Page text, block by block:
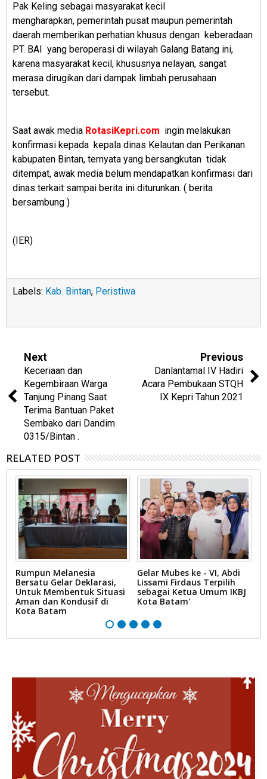
Pak Keling sebagai masyarakat kecil
mengharapkan, pemerintah pusat maupun pemerintah
daerah memberikan perhatian khusus dengan keberadaan
PT. BAI yang beroperasi di wilayah Galang Batang ini,
karena masyarakat kecil, khususnya nelayan, sangat
merasa dirugikan dari dampak limbah perusahaan
tersebut.
Saat awak media RotasiKepri.com ingin melakukan
konfirmasi kepada kepala dinas Kelautan dan Perikanan
kabupaten Bintan, ternyata yang bersangkutan tidak
ditempat, awak media belum mendapatkan konfirmasi dari
dinas terkait sampai berita ini diturunkan. ( berita
bersambung )
(IER)
Labels: Kab. Bintan, Peristiwa
Next
Keceriaan dan
Kegembiraan Warga
Tanjung Pinang Saat
Terima Bantuan Paket
Sembako dari Dandim
0315/Bintan .
Previous
Danlantamal IV Hadiri
Acara Pembukaan STQH
IX Kepri Tahun 2021
RELATED POST
Rumpun Melanesia
Bersatu Gelar Deklarasi,
Untuk Membentuk Situasi
Aman dan Kondusif di
Kota Batam
Gelar Mubes ke - VI, Abdi
Lissami Firdaus Terpilih
sebagai Ketua Umum IKBJ
Kota Batam'